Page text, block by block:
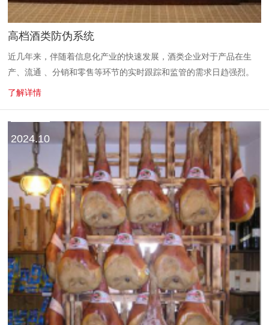
高档酒类防伪系统
近几年来，伴随着信息化产业的快速发展，酒类企业对于产品在生
产、流通 、分销和零售等环节的实时跟踪和监管的需求日趋强烈。
同时在经营过程中不可 避免地要在不同区域实行差异化的经销商拿
了解详情
2024.10